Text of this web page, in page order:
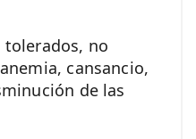
tolerados, no
cansancio,
de las